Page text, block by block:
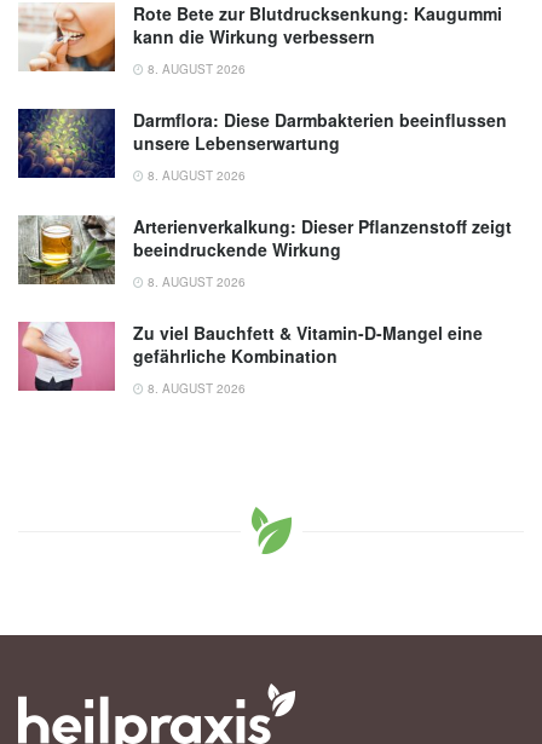
Rote Bete zur Blutdrucksenkung: Kaugummi
kann die Wirkung verbessern
8. AUGUST 2026
Darmflora: Diese Darmbakterien beeinflussen
unsere Lebenserwartung
8. AUGUST 2026
Arterienverkalkung: Dieser Pflanzenstoff zeigt
beeindruckende Wirkung
8. AUGUST 2026
Zu viel Bauchfett & Vitamin-D-Mangel eine
gefährliche Kombination
8. AUGUST 2026